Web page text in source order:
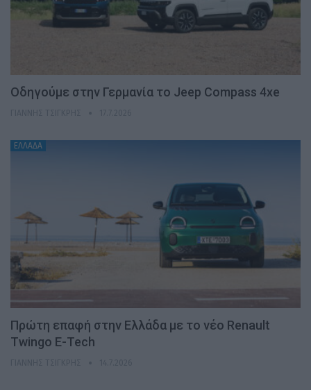
Οδηγούμε στην Γερμανία το Jeep Compass 4xe
ΕΛΛΑΔΑ
Πρώτη επαφή στην Ελλάδα με το νέο Renault
Twingo E-Tech